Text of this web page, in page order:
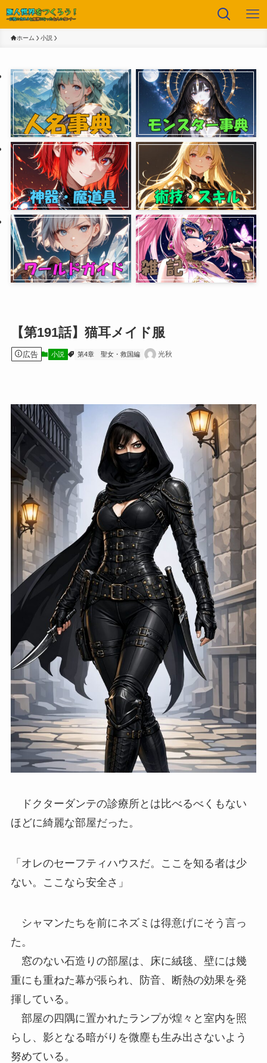
ホーム 小説
【第191話】猫耳メイド服
広告 小説 第4章 聖女・救国編 光秋
ドクターダンテの診療所とは比べるべくもない
ほどに綺麗な部屋だった。
「オレのセーフティハウスだ。ここを知る者は少
ない。ここなら安全さ」
シャマンたちを前にネズミは得意げにそう言っ
た。
窓のない石造りの部屋は、床に絨毯、壁には幾
重にも重ねた幕が張られ、防音、断熱の効果を発
揮している。
部屋の四隅に置かれたランプが煌々と室内を照
らし、影となる暗がりを微塵も生み出さないよう
努めている。